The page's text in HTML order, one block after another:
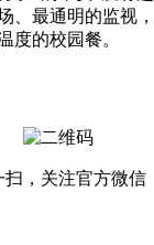
、最通明的监视
度的校园餐。
扫，关注官方微信